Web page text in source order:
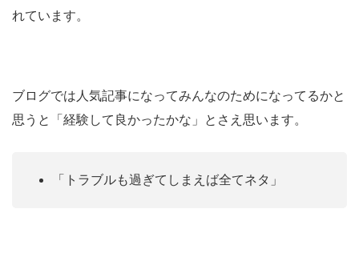
れています。
ブログでは人気記事になってみんなのためになってるかと
思うと「経験して良かったかな」とさえ思います。
「トラブルも過ぎてしまえば全てネタ」